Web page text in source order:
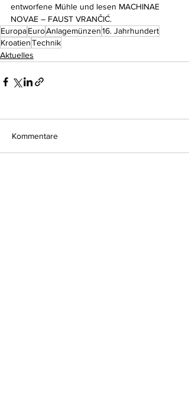
entworfene Mühle und lesen MACHINAE
NOVAE – FAUST VRANČIĆ.
EuropaEuroAnlagemünzen16. Jahrhundert
KroatienTechnik
Aktuelles
Kommentare